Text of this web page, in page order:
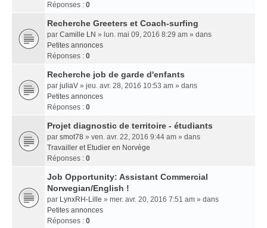
Réponses : 0
Recherche Greeters et Coach-surfing
par Camille LN » lun. mai 09, 2016 8:29 am » dans
Petites annonces
Réponses : 0
Recherche job de garde d'enfants
par juliaV » jeu. avr. 28, 2016 10:53 am » dans
Petites annonces
Réponses : 0
Projet diagnostic de territoire - étudiants
par smot78 » ven. avr. 22, 2016 9:44 am » dans
Travailler et Etudier en Norvège
Réponses : 0
Job Opportunity: Assistant Commercial
Norwegian/English !
par LynxRH-Lille » mer. avr. 20, 2016 7:51 am » dans
Petites annonces
Réponses : 0